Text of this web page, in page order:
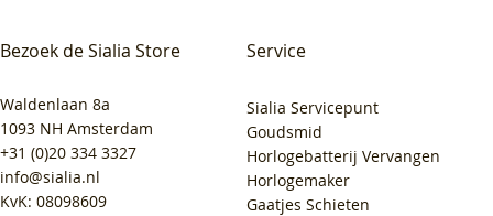
Bezoek de Sialia Store
Waldenlaan 8a
1093 NH Amsterdam
+31 (0)20 334 3327
info@sialia.nl
KvK: 08098609
Service
Sialia Servicepunt
Goudsmid
Horlogebatterij Vervangen
Horlogemaker
Gaatjes Schieten